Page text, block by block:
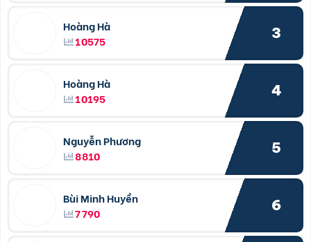
Hoàng Hà
10575
3
Hoàng Hà
10195
4
Nguyễn Phương
8810
5
Bùi Minh Huyền
7790
6